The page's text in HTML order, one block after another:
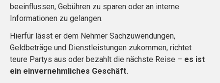
beeinflussen, Gebühren zu sparen oder an interne
Informationen zu gelangen.
Hierfür lässt er dem Nehmer Sachzuwendungen,
Geldbeträge und Dienstleistungen zukommen, richtet
teure Partys aus oder bezahlt die nächste Reise – es ist
ein einvernehmliches Geschäft.